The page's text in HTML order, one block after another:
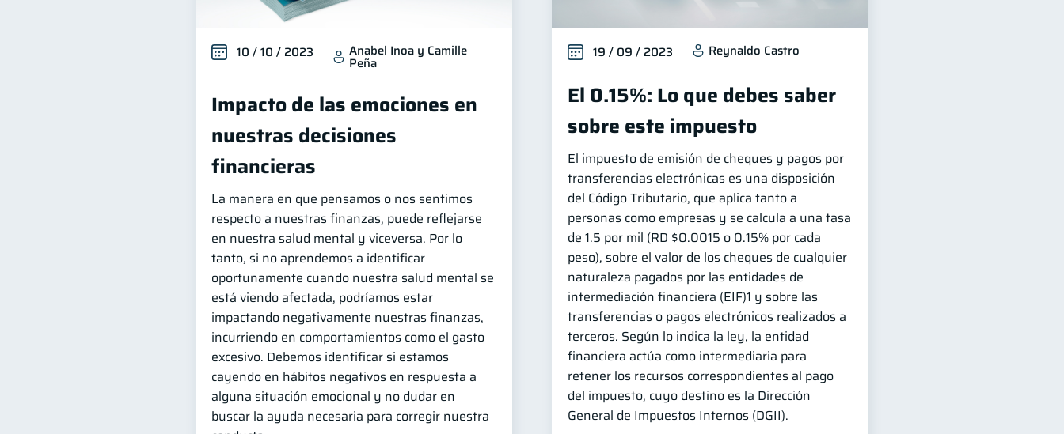
10 / 10 / 2023 Anabel Inoa y Camille
Peña
Impacto de las emociones en
nuestras decisiones
financieras
La manera en que pensamos o nos sentimos
respecto a nuestras finanzas, puede reflejarse
en nuestra salud mental y viceversa. Por lo
tanto, si no aprendemos a identificar
oportunamente cuando nuestra salud mental se
está viendo afectada, podríamos estar
impactando negativamente nuestras finanzas,
incurriendo en comportamientos como el gasto
excesivo. Debemos identificar si estamos
cayendo en hábitos negativos en respuesta a
alguna situación emocional y no dudar en
buscar la ayuda necesaria para corregir nuestra
19 / 09 / 2023 Reynaldo Castro
El 0.15%: Lo que debes saber
sobre este impuesto
El impuesto de emisión de cheques y pagos por
transferencias electrónicas es una disposición
del Código Tributario, que aplica tanto a
personas como empresas y se calcula a una tasa
de 1.5 por mil (RD $0.0015 o 0.15% por cada
peso), sobre el valor de los cheques de cualquier
naturaleza pagados por las entidades de
intermediación financiera (EIF)1 y sobre las
transferencias o pagos electrónicos realizados a
terceros. Según lo indica la ley, la entidad
financiera actúa como intermediaria para
retener los recursos correspondientes al pago
del impuesto, cuyo destino es la Dirección
General de Impuestos Internos (DGII).